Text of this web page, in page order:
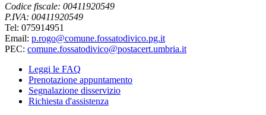
Codice fiscale: 00411920549
P.IVA: 00411920549
Tel: 075914951
Email: p.rogo@comune.fossatodivico.pg.it
PEC: comune.fossatodivico@postacert.umbria.it
Leggi le FAQ
Prenotazione appuntamento
Segnalazione disservizio
Richiesta d'assistenza